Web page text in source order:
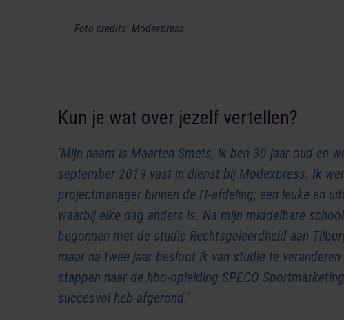
Foto credits: Modexpress
Kun je wat over jezelf vertellen?
‘Mijn naam is Maarten Smets, ik ben 30 jaar oud en
september 2019 vast in dienst bij Modexpress. Ik
projectmanager binnen de IT-afdeling; een leuke en
waarbij elke dag anders is. Na mijn middelbare
begonnen met de studie Rechtsgeleerdheid aan
maar na twee jaar besloot ik van studie te veranderen
stappen naar de hbo-opleiding SPECO
succesvol heb afgerond.’